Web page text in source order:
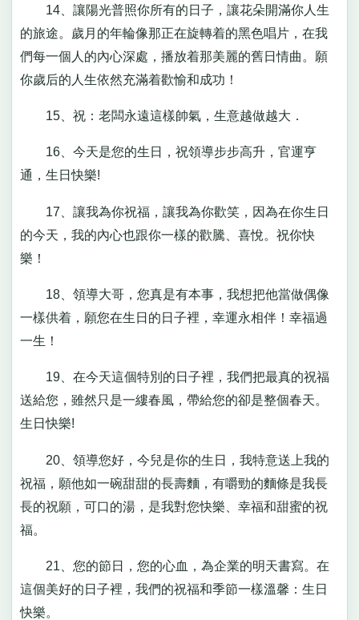
14、讓陽光普照你所有的日子，讓花朵開滿你人生
的旅途。歲月的年輪像那正在旋轉着的黑色唱片，在我
們每一個人的內心深處，播放着那美麗的舊日情曲。願
你歲后的人生依然充滿着歡愉和成功！
15、祝：老闆永遠這樣帥氣，生意越做越大．
16、今天是您的生日，祝領導步步高升，官運亨
通，生日快樂!
17、讓我為你祝福，讓我為你歡笑，因為在你生日
的今天，我的內心也跟你一樣的歡騰、喜悅。祝你快
樂！
18、領導大哥，您真是有本事，我想把他當做偶像
一樣供着，願您在生日的日子裡，幸運永相伴！幸福過
一生！
19、在今天這個特別的日子裡，我們把最真的祝福
送給您，雖然只是一縷春風，帶給您的卻是整個春天。
生日快樂!
20、領導您好，今兒是你的生日，我特意送上我的
祝福，願他如一碗甜甜的長壽麵，有嚼勁的麵條是我長
長的祝願，可口的湯，是我對您快樂、幸福和甜蜜的祝
福。
21、您的節日，您的心血，為企業的明天書寫。在
這個美好的日子裡，我們的祝福和季節一樣溫馨：生日
快樂。